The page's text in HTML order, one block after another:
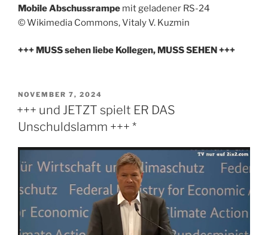
Mobile Abschussrampe mit geladener RS-24
© Wikimedia Commons, Vitaly V. Kuzmin
+++ MUSS sehen liebe Kollegen, MUSS SEHEN +++
VERÖFFENTLICHT
NOVEMBER 7, 2024
+++ und JETZT spielt ER DAS
Unschuldslamm +++ *